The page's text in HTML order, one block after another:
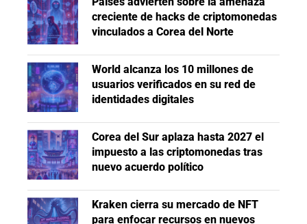
creciente de hacks de criptomonedas
vinculados a Corea del Norte
World alcanza los 10 millones de
usuarios verificados en su red de
identidades digitales
Corea del Sur aplaza hasta 2027 el
impuesto a las criptomonedas tras
nuevo acuerdo político
Kraken cierra su mercado de NFT
para enfocar recursos en nuevos